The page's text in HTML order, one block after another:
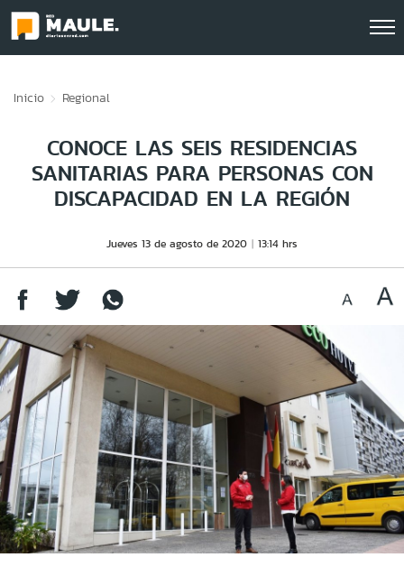
Inicio Regional
CONOCE LAS SEIS RESIDENCIAS
SANITARIAS PARA PERSONAS CON
DISCAPACIDAD EN LA REGIÓN
Jueves 13 de agosto de 2020 13:14 hrs